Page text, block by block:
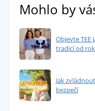
Mohlo by
Objevte TEE
tradicí od
Jak
bezpečí